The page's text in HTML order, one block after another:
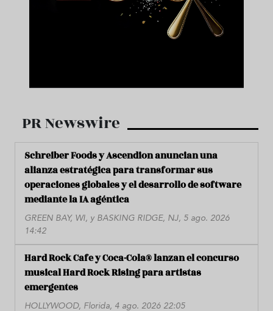
PR Newswire
Schreiber Foods y Ascendion anuncian una
alianza estratégica para transformar sus
operaciones globales y el desarrollo de software
mediante la IA agéntica
GREEN BAY, WI, y BASKING RIDGE, NJ, 5 ago. 2026
14:42
Hard Rock Cafe y Coca-Cola® lanzan el concurso
musical Hard Rock Rising para artistas
emergentes
HOLLYWOOD, Florida, 4 ago. 2026 22:05